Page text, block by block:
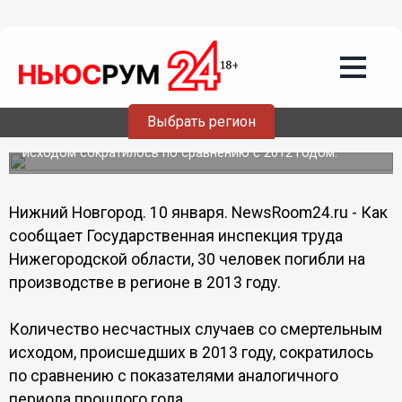
Выбрать регион
Тридцать человек погибли на
производстве в Нижегородской
области в 2013 году
Количество несчастных случаев со смертельным
исходом сократилось по сравнению с 2012 годом.
Нижний Новгород. 10 января. NewsRoom24.ru - Как
сообщает Государственная инспекция труда
Нижегородской области, 30 человек погибли на
производстве в регионе в 2013 году.
Количество несчастных случаев со смертельным
исходом, происшедших в 2013 году, сократилось
по сравнению с показателями аналогичного